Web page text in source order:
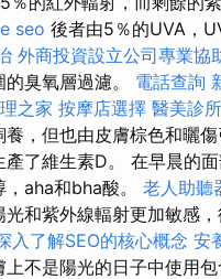
seo 後者由5％的UVA，
外商投資設立公司專業協
臭氧層過濾。 電話查詢
之家 按摩店選擇 醫美診
養，但也由皮膚棕色和曬
產了維生素D。 在早晨的
aha和bha酸。 老人助聽
光和紫外線輻射更加敏感
入了解SEO的核心概念 安
上不是陽光的日子中使用